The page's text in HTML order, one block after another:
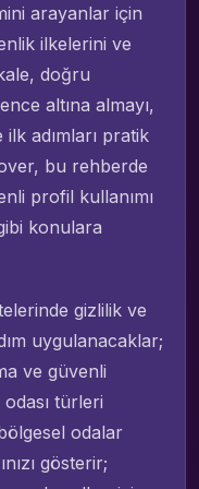
arayanlar için
ilkelerini ve
doğru
altına almayı,
adımları pratik
bu rehberde
profil kullanımı
konulara
gizlilik ve
uygulanacaklar;
ve güvenli
türleri
odalar
gösterir;